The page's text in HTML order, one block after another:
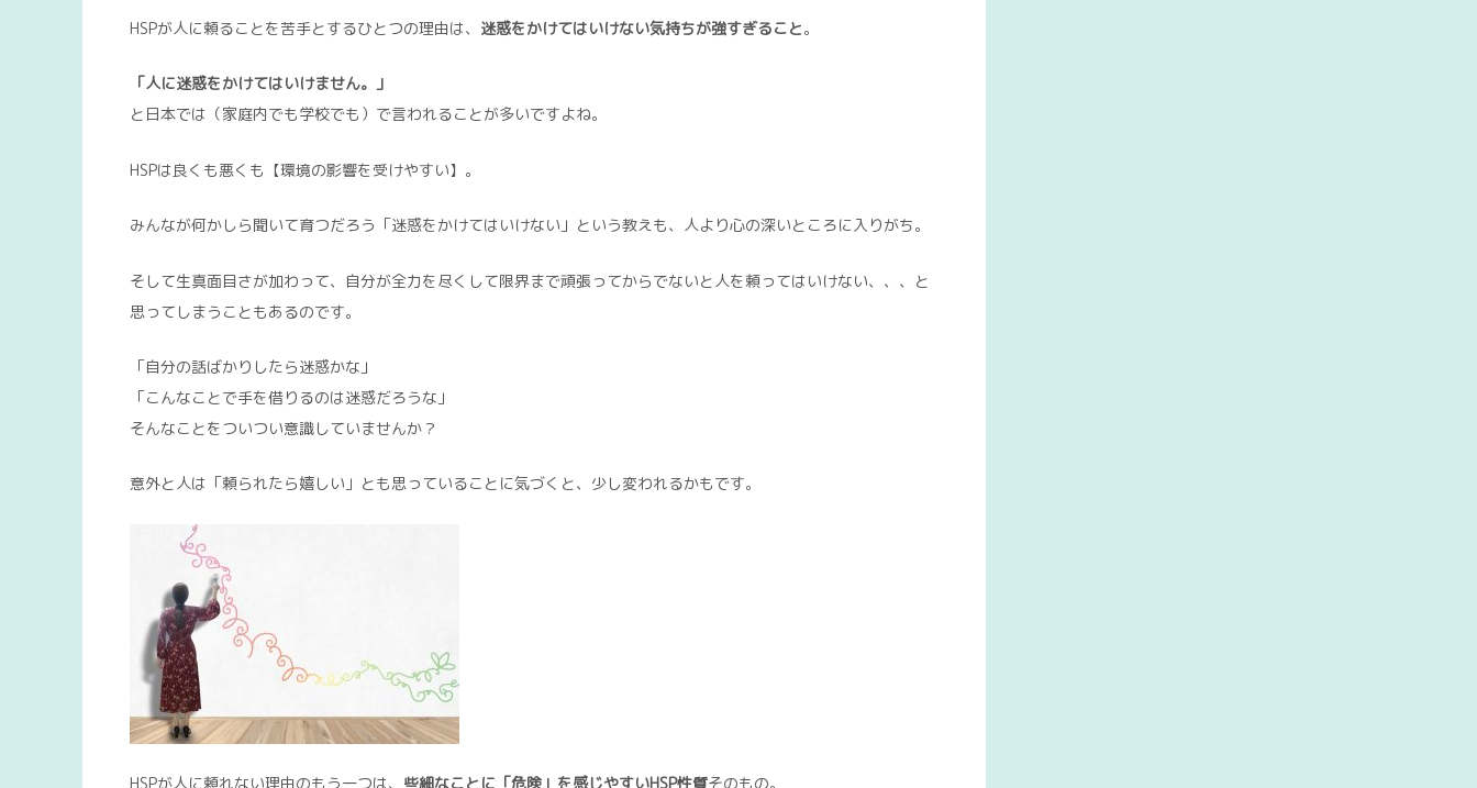
HSPが人に頼ることを苦手とするひとつの理由は、 迷惑をかけてはいけない気持ちが強すぎること。
「人に迷惑をかけてはいけません。」
と日本では（家庭内でも学校でも）で言われることが多いですよね。
HSPは良くも悪くも【環境の影響を受けやすい】。
みんなが何かしら聞いて育つだろう「迷惑をかけてはいけない」という教えも、人より心の深いところに入りがち。
そして生真面目さが加わって、自分が全力を尽くして限界まで頑張ってからでないと人を頼ってはいけない、、、と
思ってしまうこともあるのです。
「自分の話ばかりしたら迷惑かな」
「こんなことで手を借りるのは迷惑だろうな」
そんなことをついつい意識していませんか？
意外と人は「頼られたら嬉しい」とも思っていることに気づくと、少し変われるかもです。
HSPが人に頼れない理由のもう一つは、 些細なことに「危険」を感じやすいHSP性質そのもの。